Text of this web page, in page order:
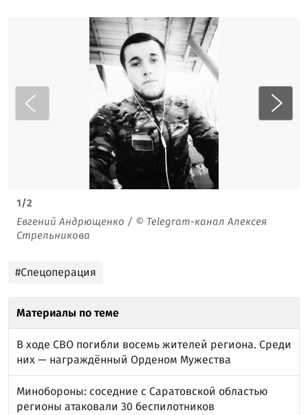
1/2
Евгений Андрющенко / © Telegram-канал Алексея
Стрельникова
#Спецоперация
Материалы по теме
В ходе СВО погибли восемь жителей региона. Среди
них — награждённый Орденом Мужества
Минобороны: соседние с Саратовской областью
регионы атаковали 30 беспилотников